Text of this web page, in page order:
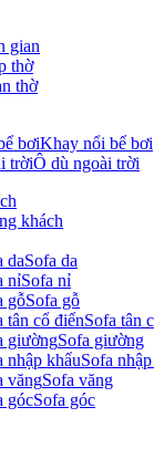
gian
thờ
thờ
Khay nổi bể bơi
Ô dù ngoài trời
khách
Sofa da
Sofa nỉ
Sofa gỗ
Sofa tân
Sofa giường
Sofa
Sofa văng
Sofa góc